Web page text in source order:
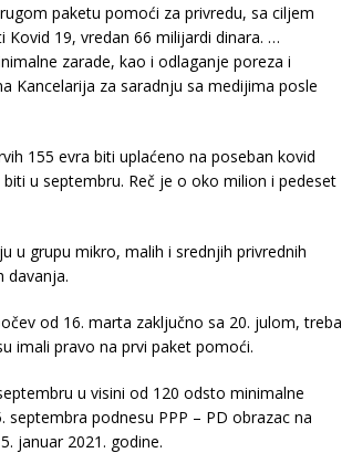
paketu pomoći za privredu, sa ciljem
19, vredan 66 milijardi dinara. …
zarade, kao i odlaganje poreza i
Kancelarija za saradnju sa medijima posle
155 evra biti uplaćeno na poseban kovid
u septembru. Reč je o oko milion i pedeset
u grupu mikro, malih i srednjih privrednih
davanja.
od 16. marta zaključno sa 20. julom, treba
imali pravo na prvi paket pomoći.
u visini od 120 odsto minimalne
podnesu PPP – PD obrazac na
januar 2021. godine.